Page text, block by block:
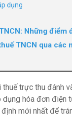
dụng
Những điểm
TNCN qua các
thuế trực thu
hóa đơn
mới nhất để